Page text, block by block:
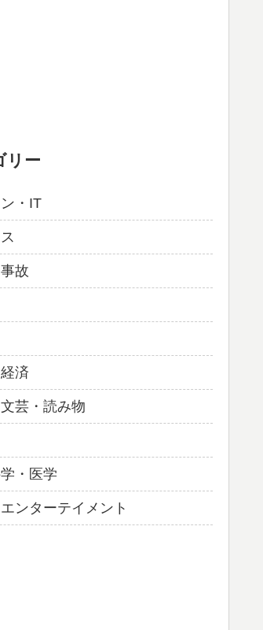
リー
・IT
故
済
芸・読み物
・医学
ンターテイメント